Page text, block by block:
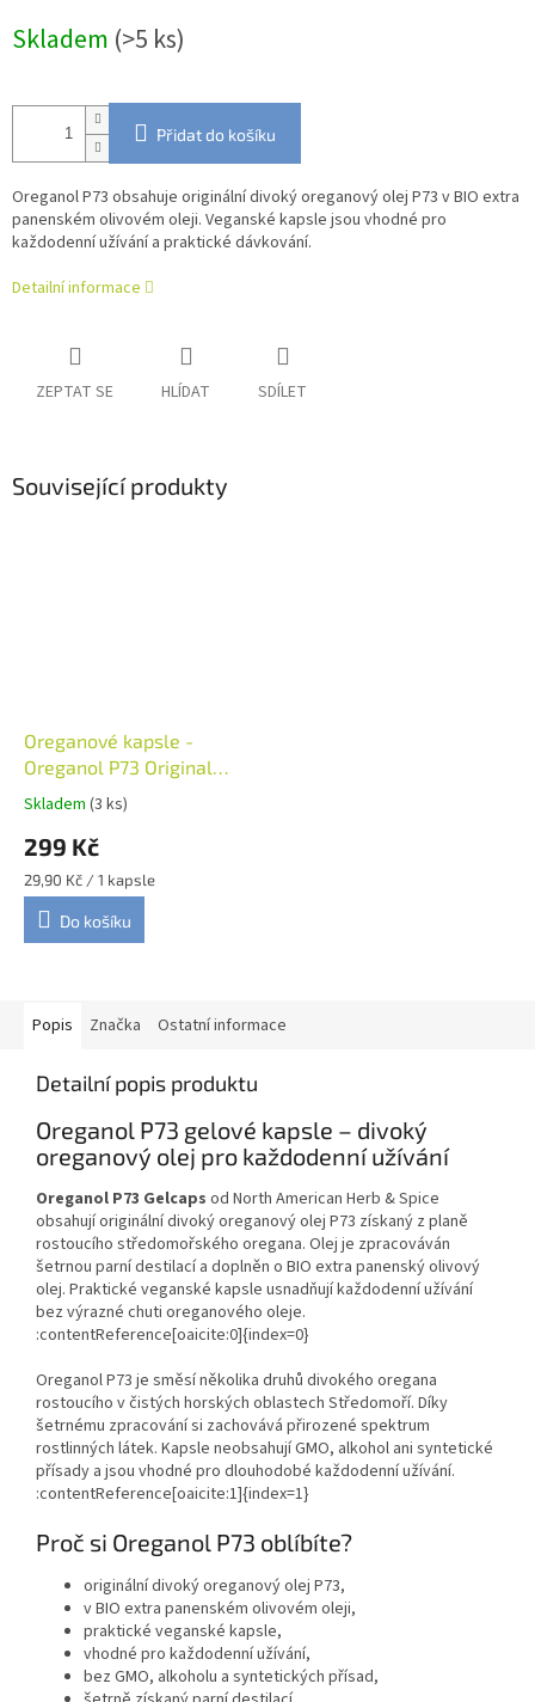
Skladem (>5 ks)
Přidat do košíku
Oreganol P73 obsahuje originální divoký oreganový olej P73 v BIO extra
panenském olivovém oleji. Veganské kapsle jsou vhodné pro
každodenní užívání a praktické dávkování.
Detailní informace
ZEPTAT SE HLÍDAT SDÍLET
Související produkty
Oreganové kapsle -
Oreganol P73 Original
Strength 10 kapslí, NAH&S
Skladem (3 ks)
299 Kč
Měrná
cena:
29,90 Kč / 1 kapsle
Do košíku
Popis Značka Ostatní informace
Detailní popis produktu
Oreganol P73 gelové kapsle – divoký
oreganový olej pro každodenní užívání
Oreganol P73 Gelcaps od North American Herb & Spice
obsahují originální divoký oreganový olej P73 získaný z planě
rostoucího středomořského oregana. Olej je zpracováván
šetrnou parní destilací a doplněn o BIO extra panenský olivový
olej. Praktické veganské kapsle usnadňují každodenní užívání
bez výrazné chuti oreganového oleje.
:contentReference[oaicite:0]{index=0}
Oreganol P73 je směsí několika druhů divokého oregana
rostoucího v čistých horských oblastech Středomoří. Díky
šetrnému zpracování si zachovává přirozené spektrum
rostlinných látek. Kapsle neobsahují GMO, alkohol ani syntetické
přísady a jsou vhodné pro dlouhodobé každodenní užívání.
:contentReference[oaicite:1]{index=1}
Proč si Oreganol P73 oblíbíte?
originální divoký oreganový olej P73,
v BIO extra panenském olivovém oleji,
praktické veganské kapsle,
vhodné pro každodenní užívání,
bez GMO, alkoholu a syntetických přísad,